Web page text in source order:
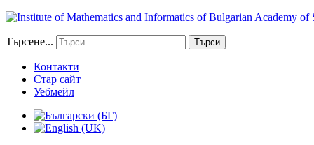
Търсене... Търси
Контакти
Стар сайт
Уебмейл